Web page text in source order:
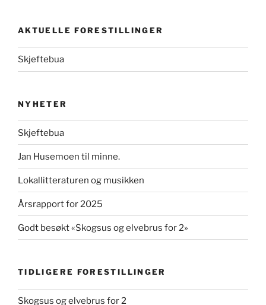
AKTUELLE FORESTILLINGER
Skjeftebua
NYHETER
Skjeftebua
Jan Husemoen til minne.
Lokallitteraturen og musikken
Årsrapport for 2025
Godt besøkt «Skogsus og elvebrus for 2»
TIDLIGERE FORESTILLINGER
Skogsus og elvebrus for 2